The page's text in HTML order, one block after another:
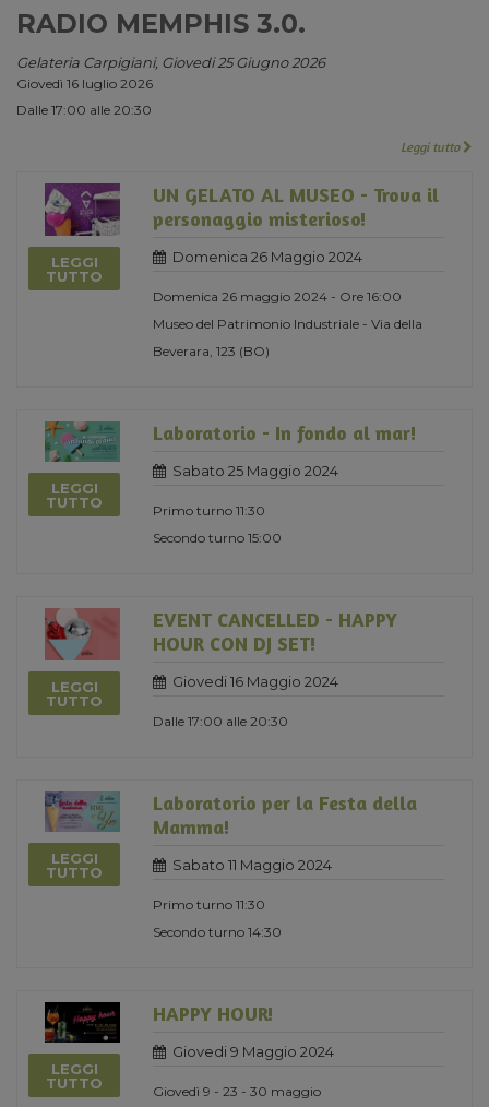
RADIO MEMPHIS 3.0.
Gelateria Carpigiani, Giovedi 25 Giugno 2026
Giovedì 16 luglio 2026
Dalle 17:00 alle 20:30
Leggi tutto
LEGGI
TUTTO
UN GELATO AL MUSEO - Trova il
personaggio misterioso!
Domenica 26 Maggio 2024
Domenica 26 maggio 2024 - Ore 16:00
Museo del Patrimonio Industriale - Via della
Beverara, 123 (BO)
LEGGI
TUTTO
Laboratorio - In fondo al mar!
Sabato 25 Maggio 2024
Primo turno 11:30
Secondo turno 15:00
LEGGI
TUTTO
EVENT CANCELLED - HAPPY
HOUR CON DJ SET!
Giovedi 16 Maggio 2024
Dalle 17:00 alle 20:30
LEGGI
TUTTO
Laboratorio per la Festa della
Mamma!
Sabato 11 Maggio 2024
Primo turno 11:30
Secondo turno 14:30
LEGGI
TUTTO
HAPPY HOUR!
Giovedi 9 Maggio 2024
Giovedì 9 - 23 - 30 maggio